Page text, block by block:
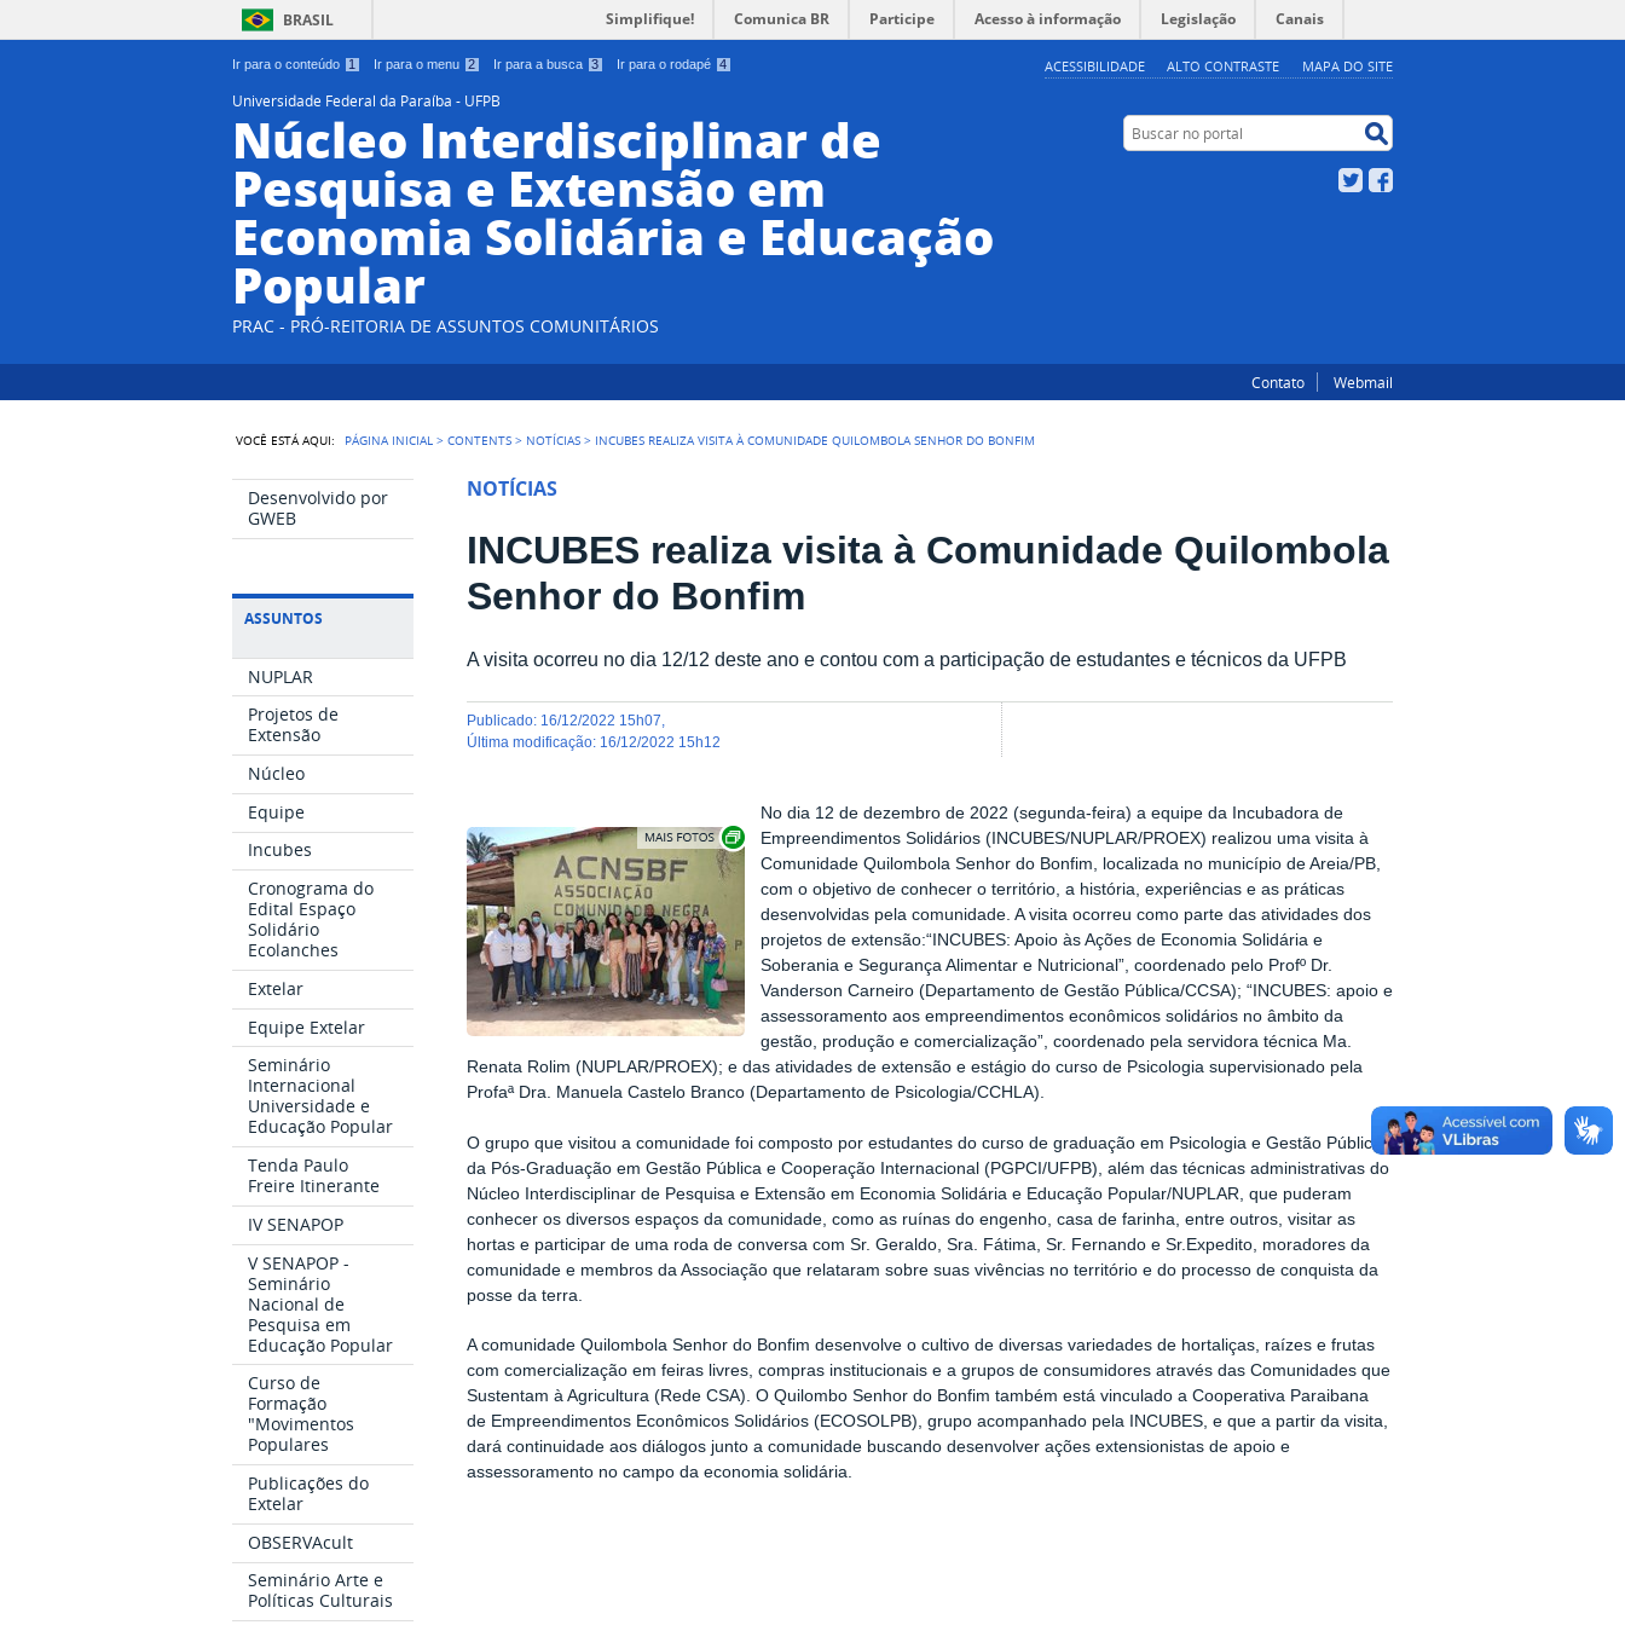
Ir para o conteúdo 1 Ir para o menu 2 Ir para a busca 3 Ir para o rodapé 4 ACESSIBILIDADE ALTO CONTRASTE MAPA DO SITE
BRASIL Simplifique! Comunica BR Participe Acesso à informação Legislação Canais
Universidade Federal da Paraíba - UFPB
Núcleo Interdisciplinar de
Pesquisa e Extensão em
Economia Solidária e Educação
Popular
PRAC - PRÓ-REITORIA DE ASSUNTOS COMUNITÁRIOS
Buscar no portal
Twitter
Contato Webmail
VOCÊ ESTÁ AQUI: PÁGINA INICIAL >CONTENTS > NOTÍCIAS > INCUBES REALIZA VISITA À COMUNIDADE QUILOMBOLA SENHOR DO BONFIM
Desenvolvido por
GWEB
ASSUNTOS
NUPLAR
Projetos de
Extensão
Núcleo
Equipe
Incubes
Cronograma do
Edital Espaço
Solidário
Ecolanches
Extelar
Equipe Extelar
Seminário
Internacional
Universidade e
Educação Popular
Tenda Paulo
Freire Itinerante
IV SENAPOP
V SENAPOP -
Seminário
Nacional de
Pesquisa em
Educação Popular
Curso de
Formação
"Movimentos
Populares
Publicações do
Extelar
OBSERVAcult
Seminário Arte e
Políticas Culturais
NOTÍCIAS
INCUBES realiza visita à Comunidade Quilombola
Senhor do Bonfim
A visita ocorreu no dia 12/12 deste ano e contou com a participação de estudantes e técnicos da UFPB
publicado: 16/12/2022 15h07
última modificação: 16/12/2022 15h12
Exibir carrossel de imagens
No dia 12 de dezembro de 2022 (segunda-feira) a equipe da Incubadora de
Empreendimentos Solidários (INCUBES/NUPLAR/PROEX) realizou uma visita à
Comunidade Quilombola Senhor do Bonfim, localizada no município de Areia/PB,
com o objetivo de conhecer o território, a história, experiências e as práticas
desenvolvidas pela comunidade. A visita ocorreu como parte das atividades dos
projetos de extensão:“INCUBES: Apoio às Ações de Economia Solidária e
Soberania e Segurança Alimentar e Nutricional”, coordenado pelo Profº Dr.
Vanderson Carneiro (Departamento de Gestão Pública/CCSA); “INCUBES: apoio e
assessoramento aos empreendimentos econômicos solidários no âmbito da
gestão, produção e comercialização”, coordenado pela servidora técnica Ma.
Renata Rolim (NUPLAR/PROEX); e das atividades de extensão e estágio do curso de Psicologia supervisionado pela
Profaª Dra. Manuela Castelo Branco (Departamento de Psicologia/CCHLA).
O grupo que visitou a comunidade foi composto por estudantes do curso de graduação em Psicologia e Gestão Pública,
da Pós-Graduação em Gestão Pública e Cooperação Internacional (PGPCI/UFPB), além das técnicas administrativas do
Núcleo Interdisciplinar de Pesquisa e Extensão em Economia Solidária e Educação Popular/NUPLAR, que puderam
conhecer os diversos espaços da comunidade, como as ruínas do engenho, casa de farinha, entre outros, visitar as
hortas e participar de uma roda de conversa com Sr. Geraldo, Sra. Fátima, Sr. Fernando e Sr.Expedito, moradores da
comunidade e membros da Associação que relataram sobre suas vivências no território e do processo de conquista da
posse da terra.
A comunidade Quilombola Senhor do Bonfim desenvolve o cultivo de diversas variedades de hortaliças, raízes e frutas
com comercialização em feiras livres, compras institucionais e a grupos de consumidores através das Comunidades que
Sustentam à Agricultura (Rede CSA). O Quilombo Senhor do Bonfim também está vinculado a Cooperativa Paraibana
de Empreendimentos Econômicos Solidários (ECOSOLPB), grupo acompanhado pela INCUBES, e que a partir da visita,
dará continuidade aos diálogos junto a comunidade buscando desenvolver ações extensionistas de apoio e
assessoramento no campo da economia solidária.